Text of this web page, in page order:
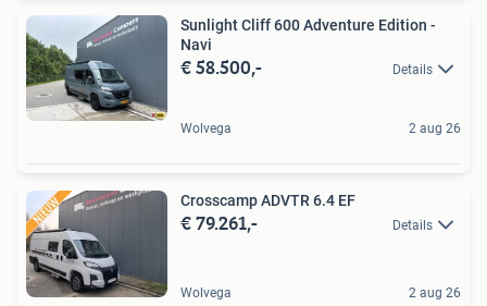
Sunlight Cliff 600 Adventure Edition -
Navi
€ 58.500,- Details
Wolvega 2 aug 26
Crosscamp ADVTR 6.4 EF
€ 79.261,- Details
Wolvega 2 aug 26